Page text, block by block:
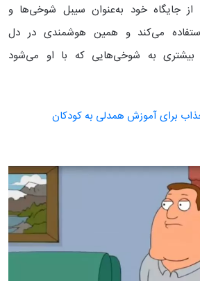
از جایگاه خود به‌عنوان سیبل شوخی‌ها و
می‌کند و همین هوشمندی در دل
بیشتری به شوخی‌هایی که با او می‌شود